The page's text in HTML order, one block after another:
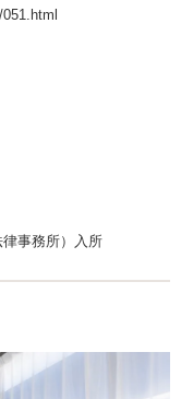
事務所）入所